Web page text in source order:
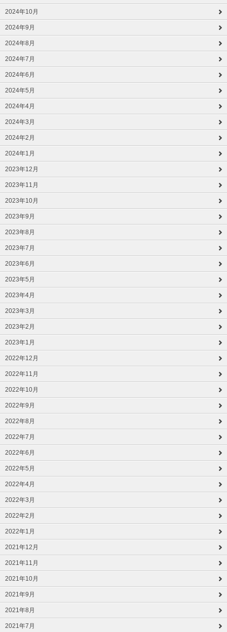
2024年10月
2024年9月
2024年8月
2024年7月
2024年6月
2024年5月
2024年4月
2024年3月
2024年2月
2024年1月
2023年12月
2023年11月
2023年10月
2023年9月
2023年8月
2023年7月
2023年6月
2023年5月
2023年4月
2023年3月
2023年2月
2023年1月
2022年12月
2022年11月
2022年10月
2022年9月
2022年8月
2022年7月
2022年6月
2022年5月
2022年4月
2022年3月
2022年2月
2022年1月
2021年12月
2021年11月
2021年10月
2021年9月
2021年8月
2021年7月